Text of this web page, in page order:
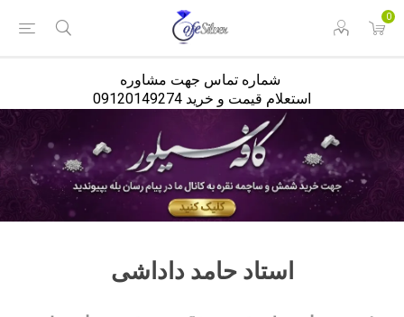
0
استعلام قیمت و خرید 09120149274
استاد حامد داداشی